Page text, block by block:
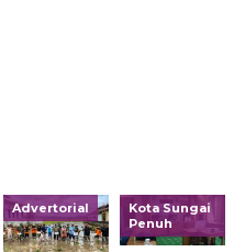
Advertorial
Kota Sungai
Penuh